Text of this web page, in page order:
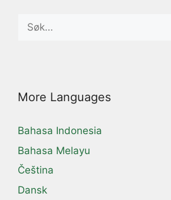
Search
for:
More Languages
Bahasa Indonesia
Bahasa Melayu
Čeština
Dansk